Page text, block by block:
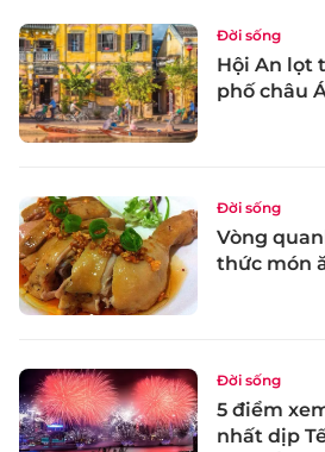
Đời sống
Hội An lọt
phố châu
Đời sống
Vòng
thức món
Đời sống
5 điểm
nhất dịp